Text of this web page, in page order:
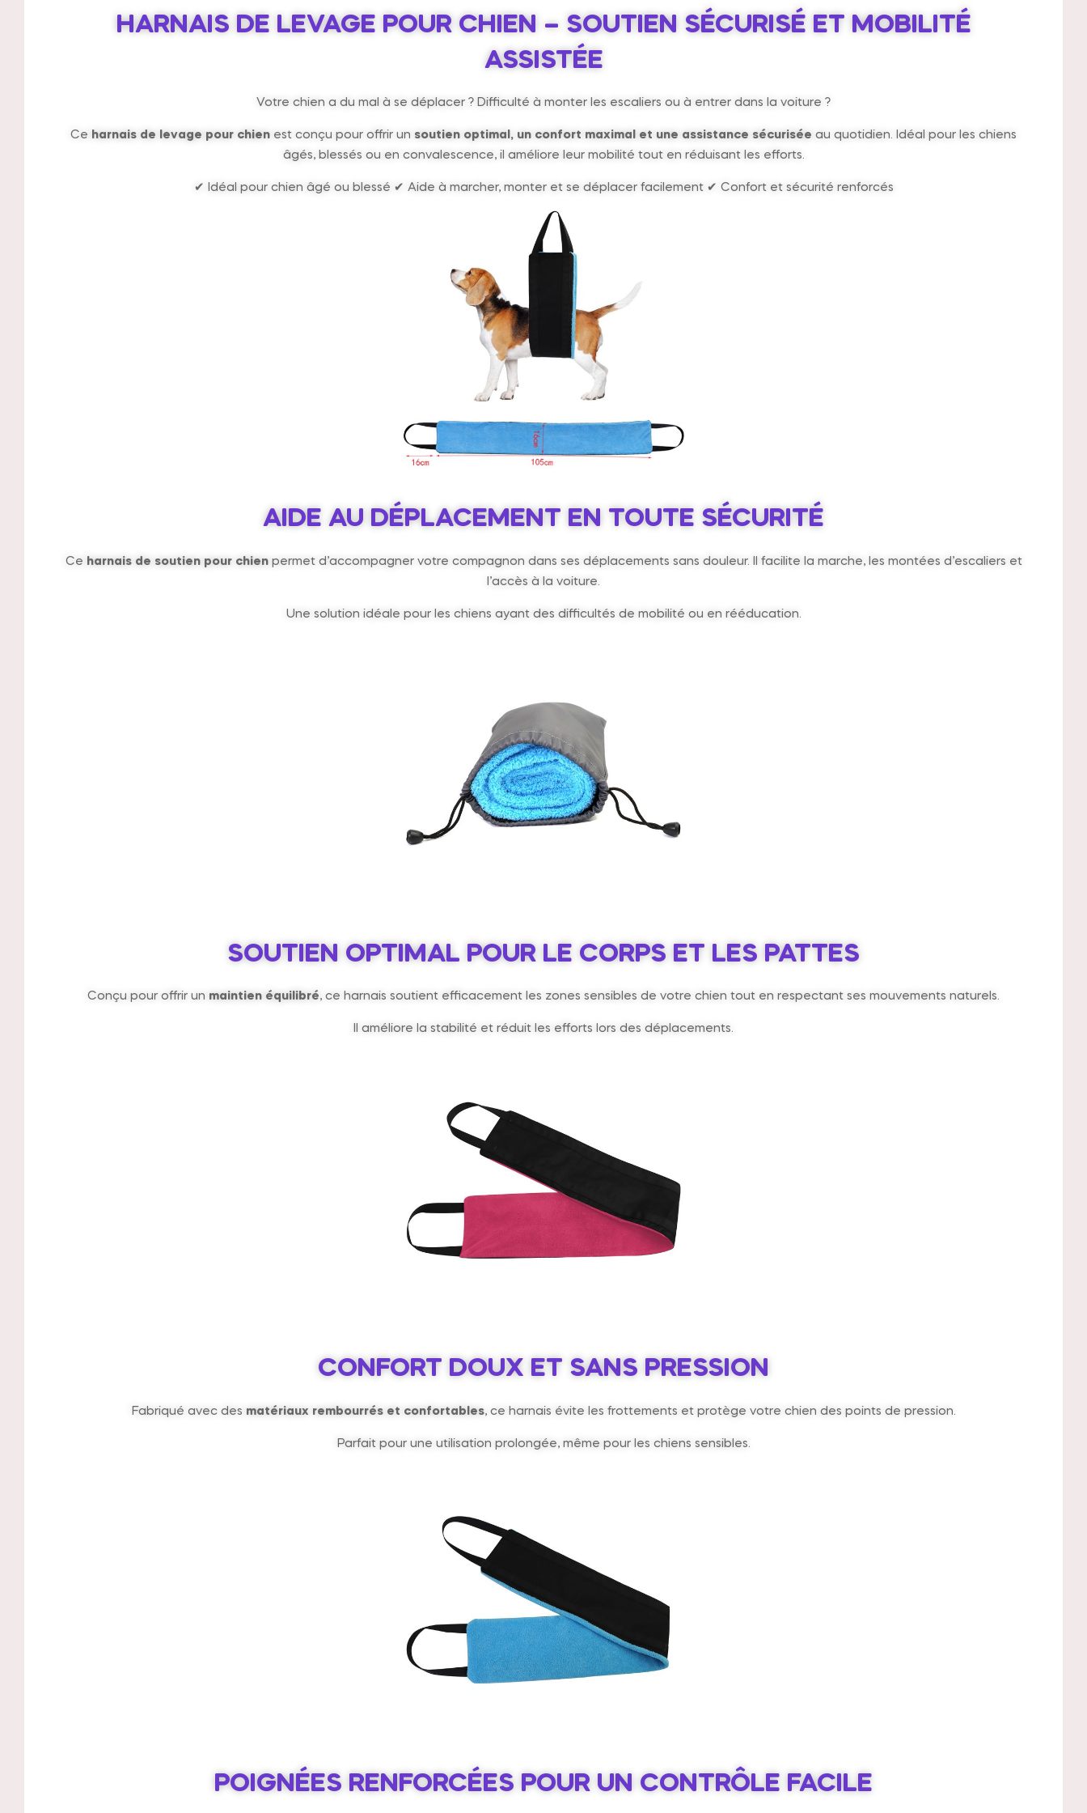
HARNAIS DE LEVAGE POUR CHIEN – SOUTIEN SÉCURISÉ ET MOBILITÉ
ASSISTÉE
Votre chien a du mal à se déplacer ? Difficulté à monter les escaliers ou à entrer dans la voiture ?
Ce harnais de levage pour chien est conçu pour offrir un soutien optimal, un confort maximal et une assistance sécurisée au quotidien. Idéal pour les chiens
âgés, blessés ou en convalescence, il améliore leur mobilité tout en réduisant les efforts.
✔ Idéal pour chien âgé ou blessé ✔ Aide à marcher, monter et se déplacer facilement ✔ Confort et sécurité renforcés
AIDE AU DÉPLACEMENT EN TOUTE SÉCURITÉ
Ce harnais de soutien pour chienpermet d’accompagner votre compagnon dans ses déplacements sans douleur. Il facilite la marche, les montées d’escaliers et
l’accès à la voiture.
Une solution idéale pour les chiens ayant des difficultés de mobilité ou en rééducation.
SOUTIEN OPTIMAL POUR LE CORPS ET LES PATTES
Conçu pour offrir un maintien équilibré, ce harnais soutient efficacement les zones sensibles de votre chien tout en respectant ses mouvements naturels.
Il améliore la stabilité et réduit les efforts lors des déplacements.
CONFORT DOUX ET SANS PRESSION
Fabriqué avec des matériaux rembourrés et confortables, ce harnais évite les frottements et protège votre chien des points de pression.
Parfait pour une utilisation prolongée, même pour les chiens sensibles.
POIGNÉES RENFORCÉES POUR UN CONTRÔLE FACILE